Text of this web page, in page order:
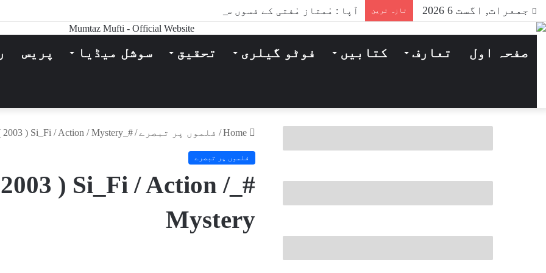
جمعرات, اگست 6 2026 تازہ ترین آپا : مْمتاز مْفتی کے فسوں ساز قلم سے
صفحہ اول تعارف کتابیں فوٹو گیلری تحقیق سوشل میڈیا پریس
/ فلموں پر تبصرے /
#_PayCheck ( 2003 ) Si_Fi / Action / Mystery
فلموں پر تبصرے
2003 ) Si_Fi / Action /
Mystery